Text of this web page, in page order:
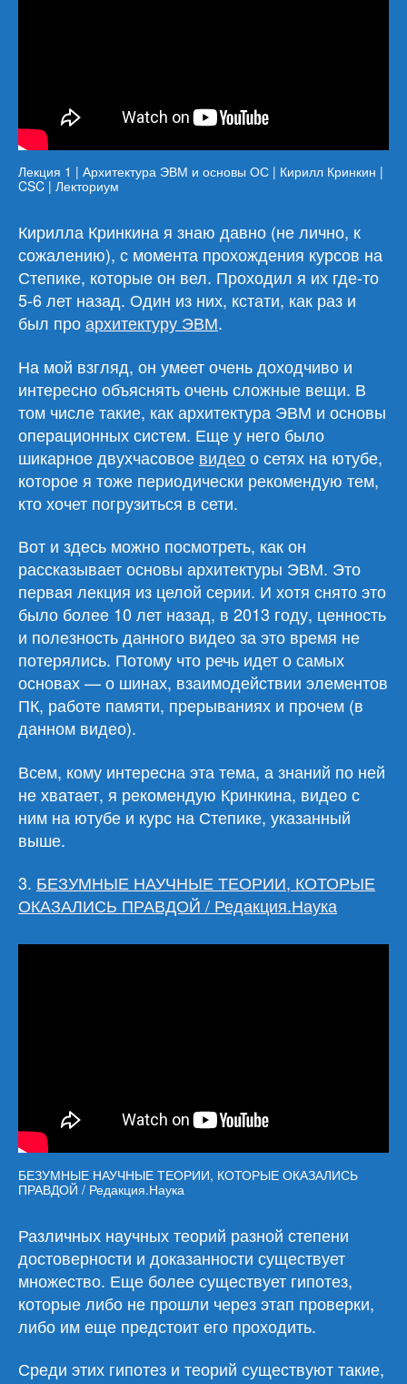
Лекция 1 | Архитектура ЭВМ и основы ОС | Кирилл Кринкин |
CSC | Лекториум
Кирилла Кринкина я знаю давно (не лично, к
сожалению), с момента прохождения курсов на
Степике, которые он вел. Проходил я их где-то
5-6 лет назад. Один из них, кстати, как раз и
был проархитектуру ЭВМ.
На мой взгляд, он умеет очень доходчиво и
интересно объяснять очень сложные вещи. В
том числе такие, как архитектура ЭВМ и основы
операционных систем. Еще у него было
шикарное двухчасовое видеоо сетях на ютубе,
которое я тоже периодически рекомендую тем,
кто хочет погрузиться в сети.
Вот и здесь можно посмотреть, как он
рассказывает основы архитектуры ЭВМ. Это
первая лекция из целой серии. И хотя снято это
было более 10 лет назад, в 2013 году, ценность
и полезность данного видео за это время не
потерялись. Потому что речь идет о самых
основах — о шинах, взаимодействии элементов
ПК, работе памяти, прерываниях и прочем (в
данном видео).
Всем, кому интересна эта тема, а знаний по ней
не хватает, я рекомендую Кринкина, видео с
ним на ютубе и курс на Степике, указанный
выше.
3. БЕЗУМНЫЕ НАУЧНЫЕ ТЕОРИИ, КОТОРЫЕ
ОКАЗАЛИСЬ ПРАВДОЙ / Редакция.Наука
БЕЗУМНЫЕ НАУЧНЫЕ ТЕОРИИ, КОТОРЫЕ ОКАЗАЛИСЬ
ПРАВДОЙ / Редакция.Наука
Различных научных теорий разной степени
достоверности и доказанности существует
множество. Еще более существует гипотез,
которые либо не прошли через этап проверки,
либо им еще предстоит его проходить.
Среди этих гипотез и теорий существуют такие,